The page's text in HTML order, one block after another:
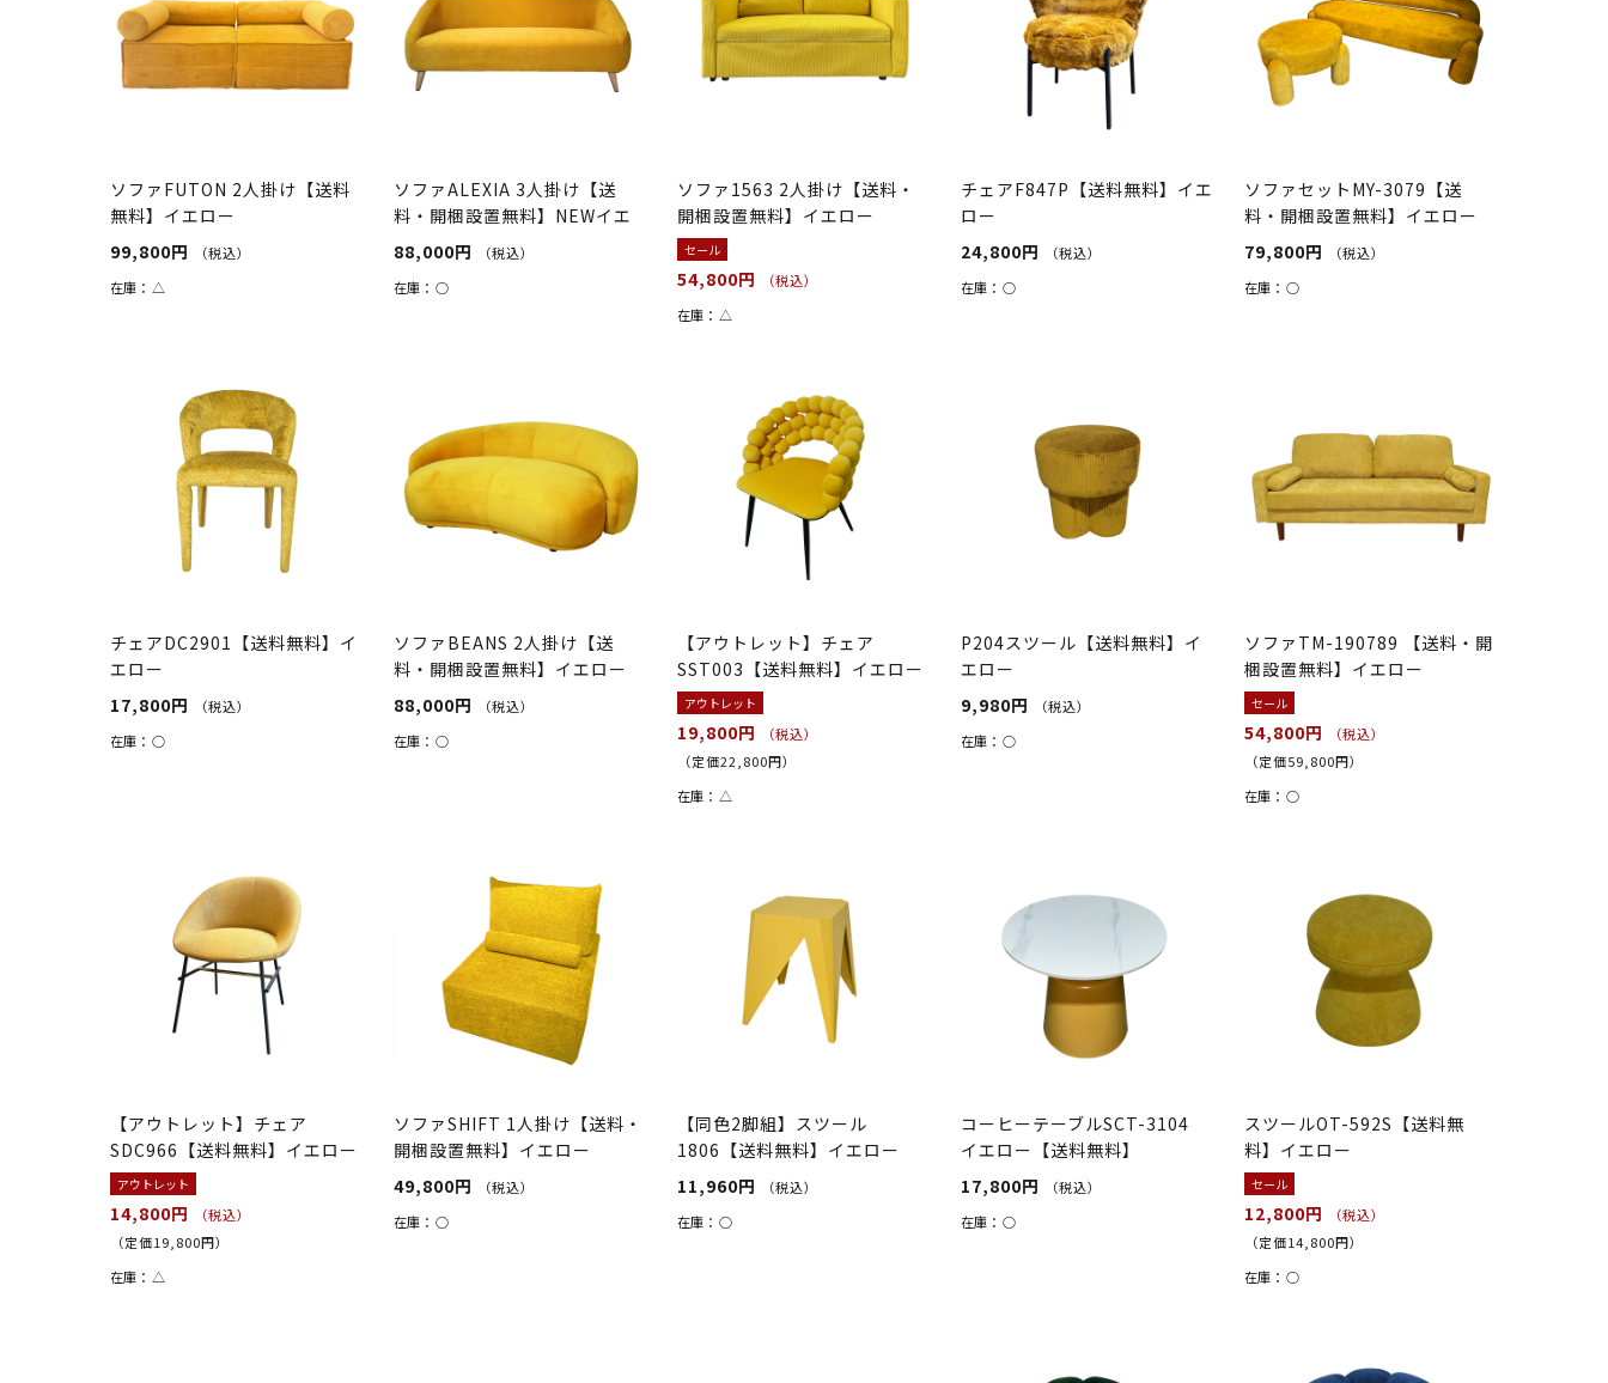
ソファFUTON 2人掛け【送料
無料】イエロー
99,800円
（税込）
在庫： △
ソファALEXIA 3人掛け【送
料・開梱設置無料】NEWイエ
ロー
88,000円
（税込）
在庫：○
ソファ1563 2人掛け【送料・
開梱設置無料】イエロー
セール
54,800円
（税込）
在庫： △
チェアF847P【送料無料】イエ
ロー
24,800円
（税込）
在庫：○
ソファセットMY-3079【送
料・開梱設置無料】イエロー
79,800円
（税込）
在庫：○
チェアDC2901【送料無料】イ
エロー
17,800円
（税込）
在庫： ○
ソファBEANS 2人掛け【送
料・開梱設置無料】イエロー
88,000円
（税込）
在庫：○
【アウトレット】チェア
SST003【送料無料】イエロー
アウトレット
19,800円
（税込）
（定価22,800円）
在庫： △
P204スツール【送料無料】イ
エロー
9,980円
（税込）
在庫：○
ソファTM-190789 【送料・開
梱設置無料】イエロー
セール
54,800円
（税込）
（定価59,800円）
在庫：○
【アウトレット】チェア
SDC966【送料無料】イエロー
アウトレット
14,800円
（税込）
（定価19,800円）
在庫： △
ソファSHIFT 1人掛け【送料・
開梱設置無料】イエロー
49,800円
（税込）
在庫：○
【同色2脚組】スツール
1806【送料無料】イエロー
11,960円
（税込）
在庫：○
コーヒーテーブルSCT-3104
イエロー【送料無料】
17,800円
（税込）
在庫：○
スツールOT-592S【送料無
料】イエロー
セール
12,800円
（税込）
（定価14,800円）
在庫：○